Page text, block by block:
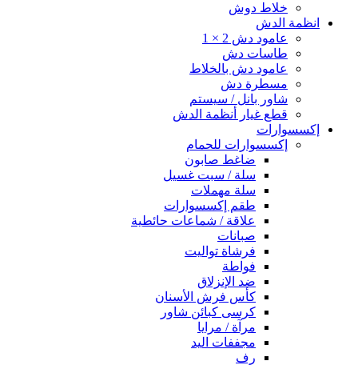
خلاط دوش
انظمة الدش
عامود دش 2 × 1
طاسات دش
عامود دش بالخلاط
مسطرة دش
شاور بانل / سيستم
قطع غيار أنظمة الدش
إكسسوارات
إكسسوارات للحمام
ضاغط صابون
سلة / سبت غسيل
سلة مهملات
طقم إكسسوارات
علاقة / شماعات حائطية
صبانات
فرشاة تواليت
فواطة
ضد الإنزلاق
كأس فرش الأسنان
كرسى كبائن شاور
مرآة / مرايا
مجففات اليد
رف